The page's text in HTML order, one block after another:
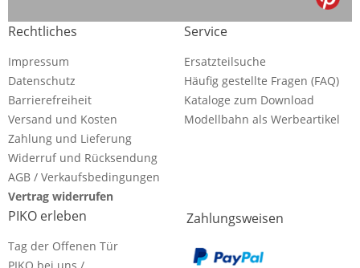
Rechtliches
Impressum
Datenschutz
Barrierefreiheit
Versand und Kosten
Zahlung und Lieferung
Widerruf und Rücksendung
AGB / Verkaufsbedingungen
Vertrag widerrufen
Service
Ersatzteilsuche
Häufig gestellte Fragen (FAQ)
Kataloge zum Download
Modellbahn als Werbeartikel
PIKO erleben
Tag der Offenen Tür
Zahlungsweisen